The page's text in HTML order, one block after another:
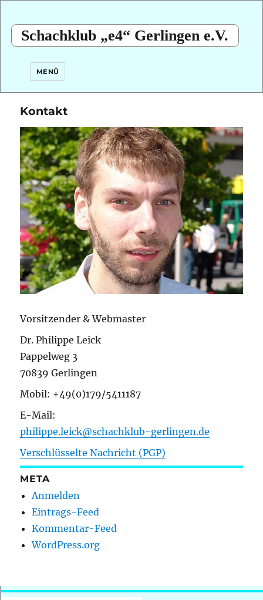
Schachklub „e4“ Gerlingen e.V.
MENÜ
Kontakt
Vorsitzender & Webmaster
Dr. Philippe Leick
Pappelweg 3
70839 Gerlingen
Mobil: +49(0)179/5411187
E-Mail:
philippe.leick@schachklub-gerlingen.de
Verschlüsselte Nachricht (PGP)
META
Anmelden
Eintrags-Feed
Kommentar-Feed
WordPress.org